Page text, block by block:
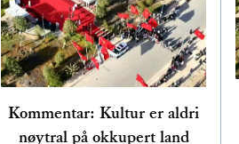
Kommentar: Kultur er aldri
nøytral på okkupert land